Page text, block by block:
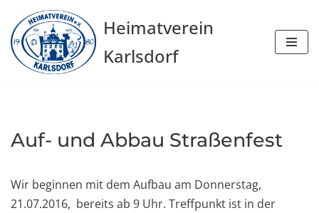
Zum
Inhalt
springen
Heimatverein
Karlsdorf
Auf- und Abbau Straßenfest
Wir beginnen mit dem Aufbau am Donnerstag,
21.07.2016, bereits ab 9 Uhr. Treffpunkt ist in der